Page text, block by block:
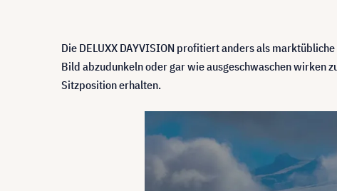
Die DELUXX DAYVISION profitiert anders als
Bild abzudunkeln oder gar wie ausgeschwaschen wirken
Sitzposition erhalten.